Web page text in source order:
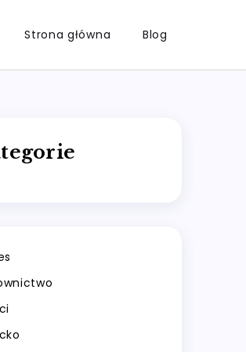
Strona główna Blog